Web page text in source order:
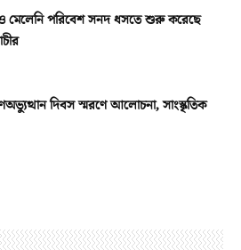
মেলেনি পরিবেশ সনদ ধসতে শুরু করেছে
দিবস স্মরণে আলোচনা, সাংস্কৃতিক